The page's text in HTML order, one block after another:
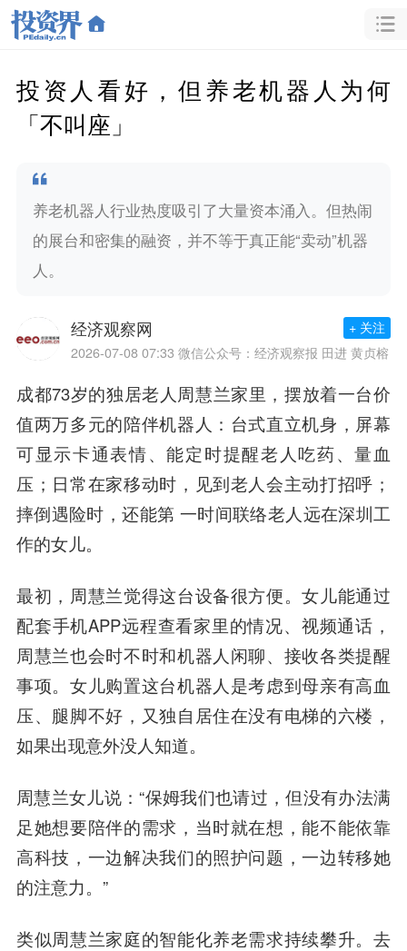
投资人看好，但养老机器人为何
「不叫座」
养老机器人行业热度吸引了大量资本涌入。但热闹
的展台和密集的融资，并不等于真正能“卖动”机器
人。
经济观察网
2026-07-08 07:33 微信公众号：经济观察报 田进 黄贞榕
+ 关注
成都73岁的独居老人周慧兰家里，摆放着一台价
值两万多元的陪伴机器人：台式直立机身，屏幕
可显示卡通表情、能定时提醒老人吃药、量血
压；日常在家移动时，见到老人会主动打招呼；
摔倒遇险时，还能第 一时间联络老人远在深圳工
作的女儿。
最初，周慧兰觉得这台设备很方便。女儿能通过
配套手机APP远程查看家里的情况、视频通话，
周慧兰也会时不时和机器人闲聊、接收各类提醒
事项。女儿购置这台机器人是考虑到母亲有高血
压、腿脚不好，又独自居住在没有电梯的六楼，
如果出现意外没人知道。
周慧兰女儿说：“保姆我们也请过，但没有办法满
足她想要陪伴的需求，当时就在想，能不能依靠
高科技，一边解决我们的照护问题，一边转移她
的注意力。”
类似周慧兰家庭的智能化养老需求持续攀升。去